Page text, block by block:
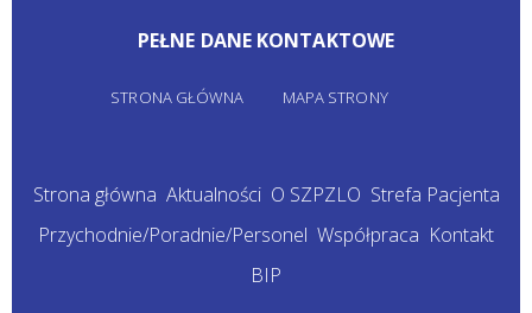
PEŁNE DANE KONTAKTOWE
STRONA GŁÓWNA MAPA STRONY
Strona główna Aktualności O SZPZLO Strefa Pacjenta
Przychodnie/Poradnie/Personel Współpraca Kontakt
BIP